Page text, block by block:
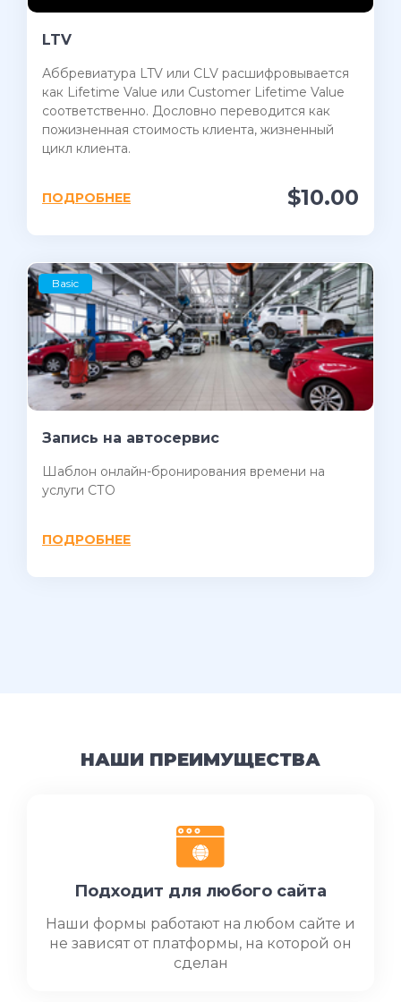
LTV
Аббревиатура LTV или CLV расшифровывается
как Lifetime Value или Customer Lifetime Value
соответственно. Дословно переводится как
пожизненная стоимость клиента, жизненный
цикл клиента.
$10.00
ПОДРОБНЕЕ
Basic
Запись на автосервис
Шаблон онлайн-бронирования времени на
услуги СТО
ПОДРОБНЕЕ
НАШИ ПРЕИМУЩЕСТВА
Подходит для любого сайта
Наши формы работают на любом сайте и
не зависят от платформы, на которой он
сделан